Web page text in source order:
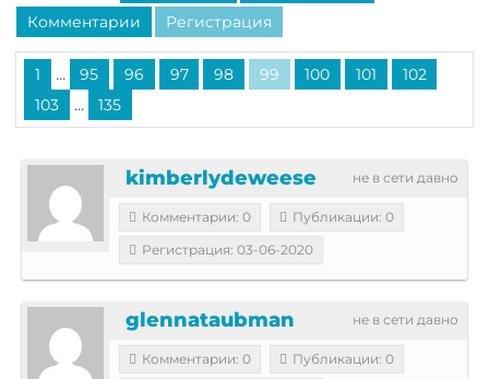
Комментарии
Регистрация
1 ... 95 96 97 98 99 100 101
102
103
... 135
не в сети давно
kimberlydeweese
Комментарии: 0
Публикации: 0
Регистрация: 03-06-2020
не в сети давно
glennataubman
Комментарии: 0
Публикации: 0